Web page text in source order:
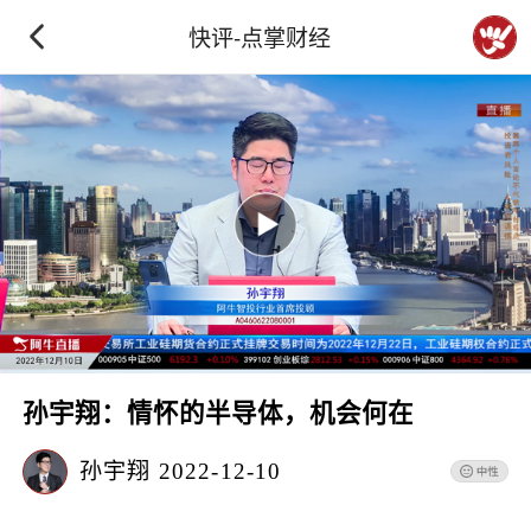
快评-点掌财经
孙宇翔：情怀的半导体，机会何在
孙宇翔 2022-12-10